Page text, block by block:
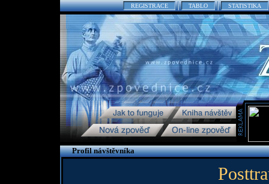
REGISTRACE TABLO STATISTIKA
Profil návštěvníka